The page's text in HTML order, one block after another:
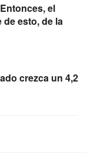
el
esto, de la
crezca un 4,2